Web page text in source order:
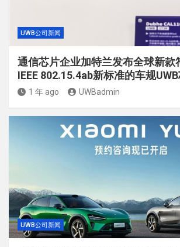
UWB公司新闻
通信芯片企业加特兰发布全球新款
IEEE 802.15.4ab新标准的车规
1 年 ago UWBadmin
UWB公司新闻